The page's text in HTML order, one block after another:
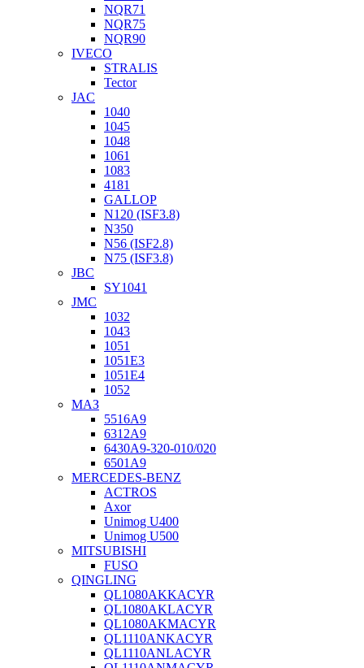
NQR71
NQR75
NQR90
IVECO
STRALIS
Tector
JAC
1040
1045
1048
1061
1083
4181
GALLOP
N120 (ISF3.8)
N350
N56 (ISF2.8)
N75 (ISF3.8)
JBC
SY1041
JMC
1032
1043
1051
1051Е3
1051Е4
1052
МАЗ
5516А9
6312А9
6430А9-320-010/020
6501А9
MERCEDES-BENZ
ACTROS
Axor
Unimog U400
Unimog U500
MITSUBISHI
FUSO
QINGLING
QL1080AKKACYR
QL1080AKLACYR
QL1080AKMACYR
QL1110ANKACYR
QL1110ANLACYR